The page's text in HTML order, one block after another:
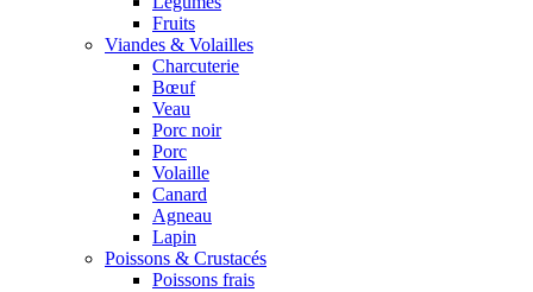
Fruits
Viandes & Volailles
Charcuterie
Bœuf
Veau
Porc noir
Porc
Volaille
Canard
Agneau
Lapin
Poissons & Crustacés
Poissons frais